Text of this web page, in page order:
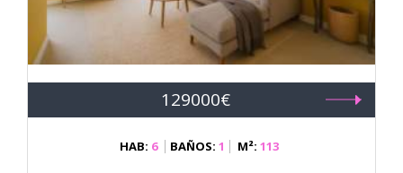
129000€
HAB: 6 BAÑOS: 1 M²: 113